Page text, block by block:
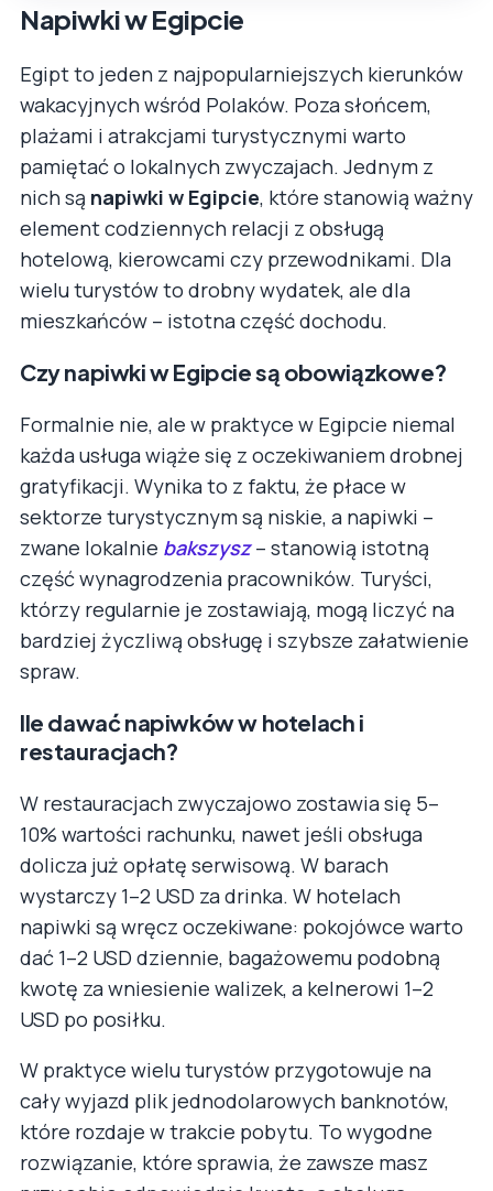
Napiwki w Egipcie
Egipt to jeden z najpopularniejszych kierunków
wakacyjnych wśród Polaków. Poza słońcem,
plażami i atrakcjami turystycznymi warto
pamiętać o lokalnych zwyczajach. Jednym z
nich są napiwki w Egipcie, które stanowią ważny
element codziennych relacji z obsługą
hotelową, kierowcami czy przewodnikami. Dla
wielu turystów to drobny wydatek, ale dla
mieszkańców – istotna część dochodu.
Czy napiwki w Egipcie są obowiązkowe?
Formalnie nie, ale w praktyce w Egipcie niemal
każda usługa wiąże się z oczekiwaniem drobnej
gratyfikacji. Wynika to z faktu, że płace w
sektorze turystycznym są niskie, a napiwki –
zwane lokalnie bakszysz– stanowią istotną
część wynagrodzenia pracowników. Turyści,
którzy regularnie je zostawiają, mogą liczyć na
bardziej życzliwą obsługę i szybsze załatwienie
spraw.
Ile dawać napiwków w hotelach i
restauracjach?
W restauracjach zwyczajowo zostawia się 5–
10% wartości rachunku, nawet jeśli obsługa
dolicza już opłatę serwisową. W barach
wystarczy 1–2 USD za drinka. W hotelach
napiwki są wręcz oczekiwane: pokojówce warto
dać 1–2 USD dziennie, bagażowemu podobną
kwotę za wniesienie walizek, a kelnerowi 1–2
USD po posiłku.
W praktyce wielu turystów przygotowuje na
cały wyjazd plik jednodolarowych banknotów,
które rozdaje w trakcie pobytu. To wygodne
rozwiązanie, które sprawia, że zawsze masz